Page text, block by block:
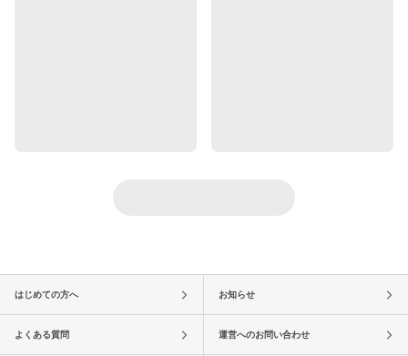
はじめての方へ お知らせ
よくある質問 運営へのお問い合わせ